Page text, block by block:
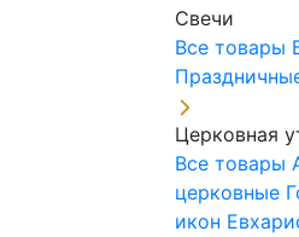
Свечи
Все товары
Церковная
Все товары
церковные
икон